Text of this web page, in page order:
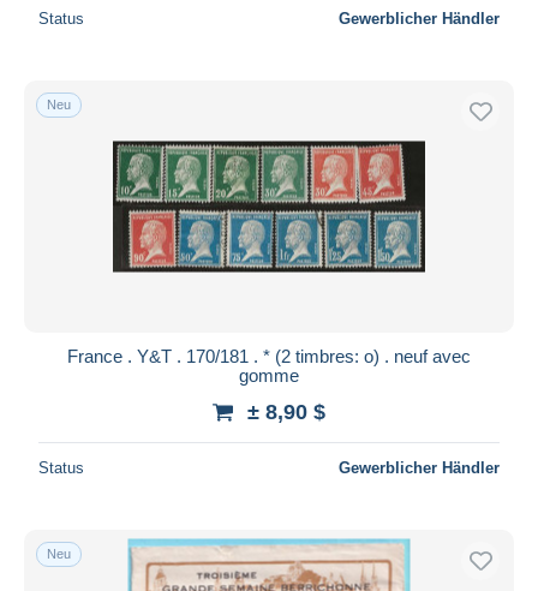
Status Gewerblicher Händler
Neu
France . Y&T . 170/181 . * (2 timbres: o) . neuf avec
gomme
± 8,90 $
Status Gewerblicher Händler
Neu